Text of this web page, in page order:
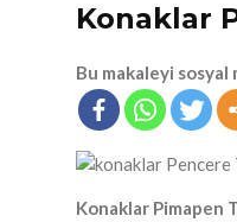
Konaklar
Bu makaleyi sosyal
Konaklar Pimapen